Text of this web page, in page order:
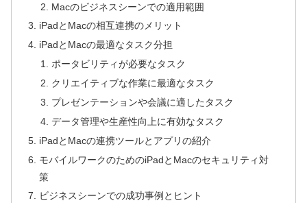
Macのビジネスシーンでの適用範囲
iPadとMacの相互連携のメリット
iPadとMacの最適なタスク分担
ポータビリティが必要なタスク
クリエイティブな作業に最適なタスク
プレゼンテーションや会議に適したタスク
データ管理や生産性向上に有効なタスク
iPadとMacの連携ツールとアプリの紹介
モバイルワークのためのiPadとMacのセキュリティ対
策
ビジネスシーンでの成功事例とヒント